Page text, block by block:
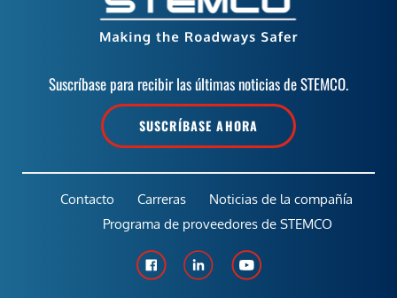
Suscríbase para recibir las últimas noticias de STEMCO.
SUSCRÍBASE AHORA
Contacto Carreras
Noticias de la compañía
Programa de proveedores de STEMCO